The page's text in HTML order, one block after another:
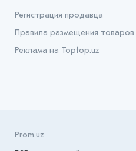
Регистрация продавца
Правила размещения товаров
Реклама на Toptop.uz
Prom.uz